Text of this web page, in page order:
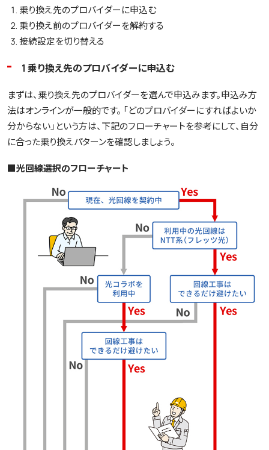
乗り換え先のプロバイダーに申込む
乗り換え前のプロバイダーを解約する
接続設定を切り替える
1 乗り換え先のプロバイダーに申込む
まずは、乗り換え先のプロバイダーを選んで申込みます。申込み方
法はオンラインが一般的です。 「どのプロバイダーにすればよいか
分からない」という方は、下記のフローチャートを参考にして、自分
に合った乗り換えパターンを確認しましょう。
■光回線選択のフローチャート